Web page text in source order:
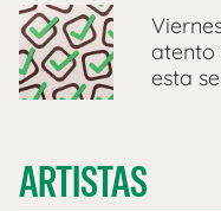
atento
esta
ARTISTAS